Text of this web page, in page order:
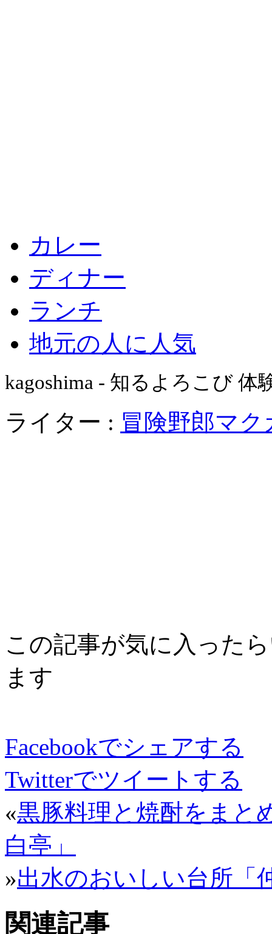
カレー
ディナー
ランチ
地元の人に人気
kagoshima - 知るよろこび 体
ライター : 冒険野郎マ
この記事が気に入った
ます
Facebookでシェアする
Twitterでツイートする
«黒豚料理と焼酎をまと
白亭」
»出水のおいしい台所「
関連記事